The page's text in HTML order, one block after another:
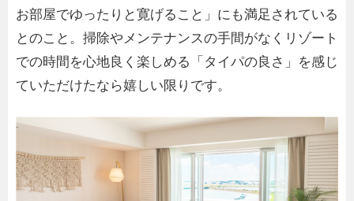
お部屋でゆったりと寛げること」にも満足されている
とのこと。掃除やメンテナンスの手間がなくリゾート
での時間を心地良く楽しめる「タイパの良さ」を感じ
ていただけたなら嬉しい限りです。